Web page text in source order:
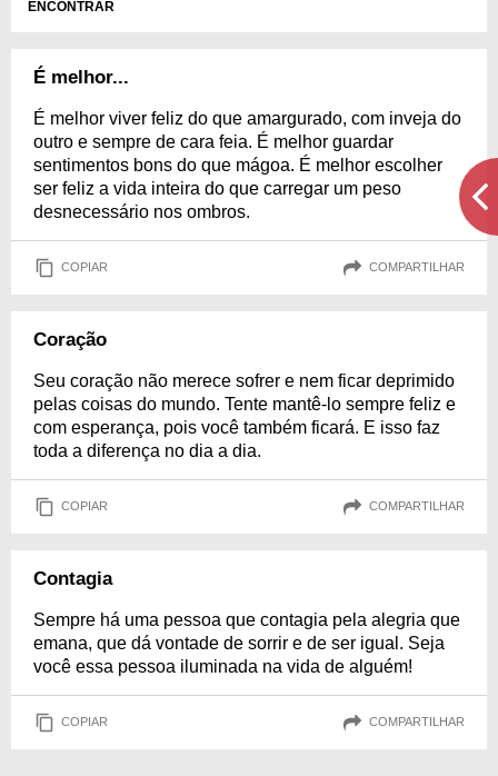
ENCONTRAR
É melhor...
É melhor viver feliz do que amargurado, com inveja do
outro e sempre de cara feia. É melhor guardar
sentimentos bons do que mágoa. É melhor escolher
ser feliz a vida inteira do que carregar um peso
desnecessário nos ombros.
COPIAR COMPARTILHAR
Coração
Seu coração não merece sofrer e nem ficar deprimido
pelas coisas do mundo. Tente mantê-lo sempre feliz e
com esperança, pois você também ficará. E isso faz
toda a diferença no dia a dia.
COPIAR COMPARTILHAR
Contagia
Sempre há uma pessoa que contagia pela alegria que
emana, que dá vontade de sorrir e de ser igual. Seja
você essa pessoa iluminada na vida de alguém!
COPIAR COMPARTILHAR